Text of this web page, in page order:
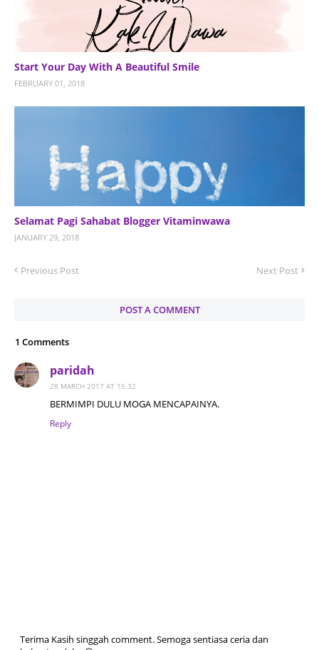
Start Your Day With A Beautiful Smile
FEBRUARY 01, 2018
Selamat Pagi Sahabat Blogger Vitaminwawa
JANUARY 29, 2018
Previous Post Next Post
POST A COMMENT
1 Comments
paridah
28 MARCH 2017 AT 15:32
BERMIMPI DULU MOGA MENCAPAINYA.
Reply
Terima Kasih singgah comment. Semoga sentiasa ceria dan